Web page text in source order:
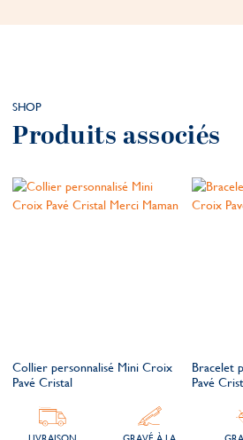
SHOP
Produits associés
Collier personnalisé Mini Croix
Pavé Cristal
Bracelet
Pavé